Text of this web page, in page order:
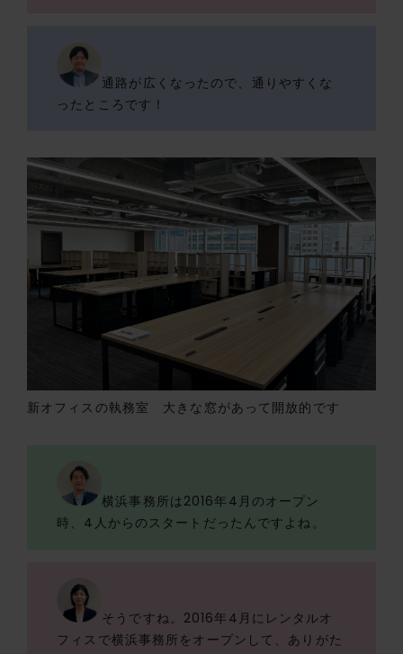
通路が広くなったので、通りやすくな
ったところです！
新オフィスの執務室 大きな窓があって開放的です
横浜事務所は2016年4月のオープン
時、4人からのスタートだったんですよね。
そうですね。2016年4月にレンタルオ
フィスで横浜事務所をオープンして、ありがた